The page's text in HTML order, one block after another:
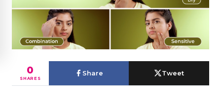
0
SHARES
Share Tweet